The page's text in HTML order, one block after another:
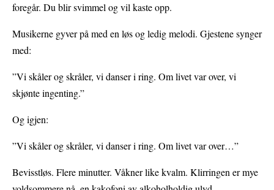
foregår. Du blir svimmel og vil kaste opp.
Musikerne gyver på med en løs og ledig melodi. Gjestene synger
med:
”Vi skåler og skråler, vi danser i ring. Om livet var over, vi
skjønte ingenting.”
Og igjen:
”Vi skåler og skråler, vi danser i ring. Om livet var over…”
Bevisstløs. Flere minutter. Våkner like kvalm. Klirringen er mye